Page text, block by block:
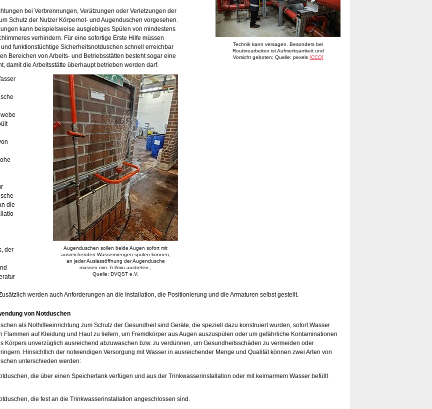
Technik kann versagen. Besonders bei
Routinearbeiten ist Aufmerksamkeit und
Vorsicht geboten; Quelle: pexels [CCO]
bei Verbrennungen, Verätzungen oder Verletzungen der
Schutz der Nutzer Körpernot- und Augenduschen vorgesehen.
kann beispielsweise ausgiebiges Spülen von mindestens
verhindern. Für eine sofortige Erste Hilfe müssen
funktionstüchtige Sicherheitsnotduschen schnell erreichbar
Bereichen von Arbeits- und Betriebsstätten besteht sogar eine
damit die Arbeitsstätte überhaupt betrieben werden darf.
Augenduschen sollen beide Augen sofort mit
ausreichenden Wassermengen spülen können,
an jeder Auslassöffnung der Augendusche
müssen min. 6 l/min austreten.;
Quelle: DVQST e.V.
die
der
werden auch Anforderungen an die Installation, die Positionierung und die Armaturen selbst gestellt.
von Notduschen
als Nothilfeeinrichtung zum Schutz der Gesundheit sind Geräte, die speziell dazu konstruiert wurden, sofort Wasser
Flammen auf Kleidung und Haut zu liefern, um Fremdkörper aus Augen auszuspülen oder um gefährliche Kontaminationen
Körpers unverzüglich ausreichend abzuwaschen bzw. zu verdünnen, um Gesundheitsschäden zu vermeiden oder
Hinsichtlich der notwendigen Versorgung mit Wasser in ausreichender Menge und Qualität können zwei Arten von
unterschieden werden:
die über einen Speichertank verfügen und aus der Trinkwasserinstallation oder mit keimarmem Wasser befüllt
die fest an die Trinkwasserinstallation angeschlossen sind.